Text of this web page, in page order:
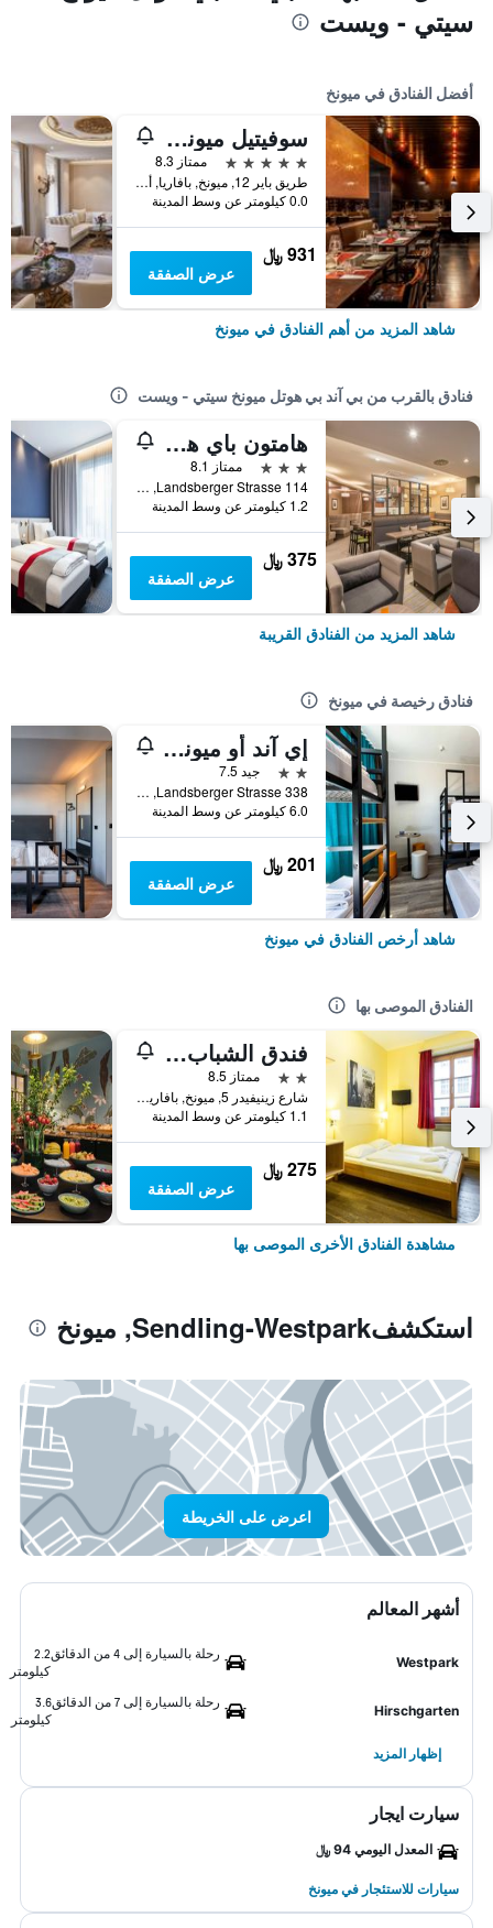
سيتي - ويست
أفضل الفنادق في ميونخ
سوفيتيل ميونيخ بايربوست
5 نجوم
ممتاز 8.3
طريق باير 12, ميونخ, بافاريا, ألمانيا
0.0 كيلومتر عن وسط المدينة
931 ﷼
عرض الصفقة
شاهد المزيد من أهم الفنادق في ميونخ
فنادق بالقرب من بي آند بي هوتل ميونخ سيتي - ويست
هامتون باي هيلتون ميونيش سيتي وست
3 نجوم
ممتاز 8.1
Landsberger Strasse 114, ميونخ, بافاريا, ألمانيا
1.2 كيلومتر عن وسط المدينة
375 ﷼
عرض الصفقة
شاهد المزيد من الفنادق القريبة
فنادق رخيصة في ميونخ
إي آند أو ميونيخ لايم
2 نجمتين
جيد 7.5
Landsberger Strasse 338, ميونخ, بافاريا, ألمانيا
6.0 كيلومتر عن وسط المدينة
201 ﷼
عرض الصفقة
شاهد أرخص الفنادق في ميونخ
الفنادق الموصى بها
فندق الشباب يورو ميونيخ
2 نجمتين
ممتاز 8.5
شارع زينيفيدر 5, ميونخ, بافاريا, ألمانيا
1.1 كيلومتر عن وسط المدينة
275 ﷼
عرض الصفقة
مشاهدة الفنادق الأخرى الموصى بها
استكشفSendling-Westpark, ميونخ
اعرض على الخريطة
أشهر المعالم
Westpark
رحلة بالسيارة إلى 4 من الدقائق
2.2
كيلومتر
Hirschgarten
رحلة بالسيارة إلى 7 من الدقائق
3.6
كيلومتر
إظهار المزيد
سيارت ايجار
المعدل اليومي 94 ﷼
سيارات للاستئجار في ميونخ